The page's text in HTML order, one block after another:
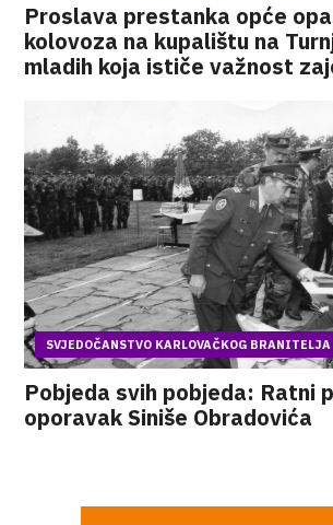
Proslava prestanka opće
kolovoza na kupalištu na
mladih koja ističe važnost
SVJEDOČANSTVO KARLOVAČKOG BRANITELJA
Pobjeda svih pobjeda: Ratni
oporavak Siniše Obradovića